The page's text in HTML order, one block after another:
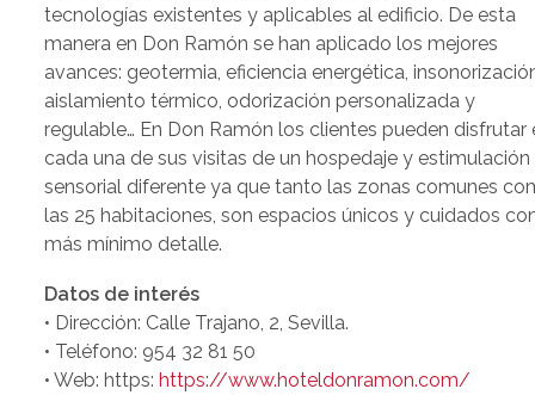
tecnologías existentes y aplicables al edificio. De esta
manera en Don Ramón se han aplicado los mejores
avances: geotermia, eficiencia energética,
aislamiento térmico, odorización personalizada y
regulable… En Don Ramón los clientes pueden disfrutar
cada una de sus visitas de un hospedaje y estimulación
sensorial diferente ya que tanto las zonas comunes
las 25 habitaciones, son espacios únicos y cuidados
más mínimo detalle.
Datos de interés
• Dirección: Calle Trajano, 2, Sevilla.
• Teléfono: 954 32 81 50
• Web: https:https://www.hoteldonramon.com/